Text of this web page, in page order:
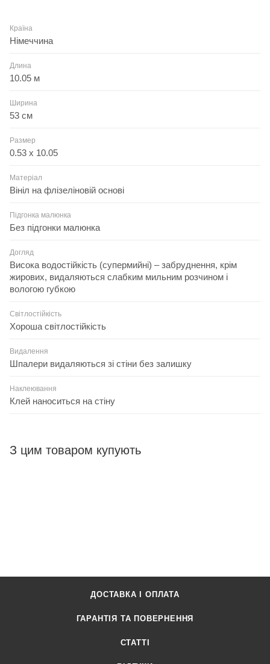
Країна
Німеччина
Длина
10.05 м
Ширина
53 см
Размер
0.53 x 10.05
Матеріал
Вініл на флізеліновій основі
Підгонка малюнка
Без підгонки малюнка
Догляд
Висока водостійкість (супермийні) – забруднення, крім
жирових, видаляються слабким мильним розчином і
вологою губкою
Світлостійкість
Хороша світлостійкість
Видалення
Шпалери видаляються зі стіни без залишку
Наклеювання
Клей наноситься на стіну
З цим товаром купують
ДОСТАВКА І ОПЛАТА
ГАРАНТІЯ ТА ПОВЕРНЕННЯ
СТАТТІ